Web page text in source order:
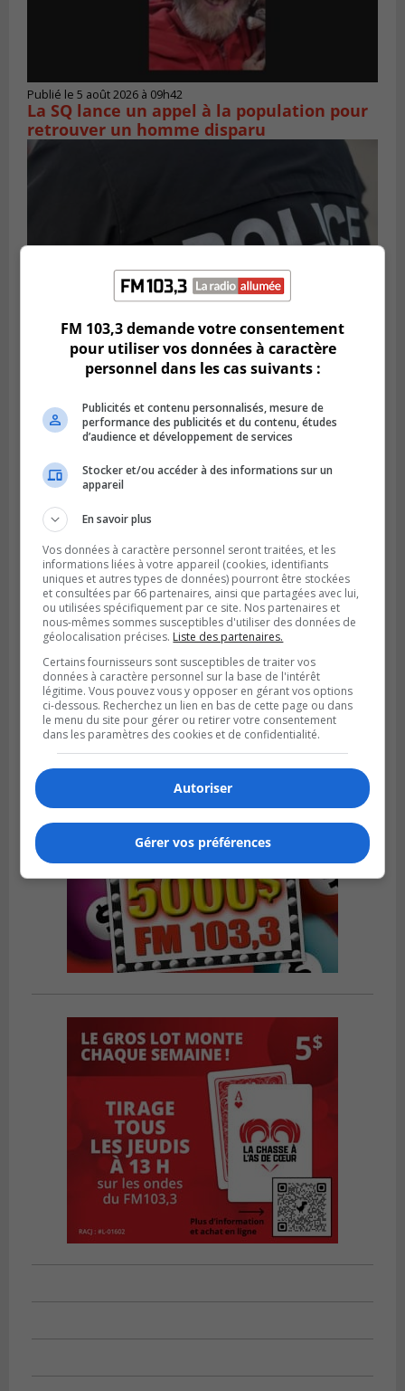
Publié le 5 août 2026 à 09h42
La SQ lance un appel à la population pour
retrouver un homme disparu
BOUCHERVILLE
La SQ recense 18 décès pendant les
vacances de la construction
Publié le 5 août 2026 à 06h45
L’armée appelée à vérifier une grenade
trouvée dans un camping
FM 103,3 demande votre consentement
pour utiliser vos données à caractère
personnel dans les cas suivants :
Publicités et contenu personnalisés, mesure de
performance des publicités et du contenu, études
d’audience et développement de services
Stocker et/ou accéder à des informations sur un
appareil
En savoir plus
Vos données à caractère personnel seront traitées, et les
informations liées à votre appareil (cookies, identifiants
uniques et autres types de données) pourront être stockées
et consultées par 66 partenaires, ainsi que partagées avec lui,
ou utilisées spécifiquement par ce site. Nos partenaires et
nous-mêmes sommes susceptibles d'utiliser des données de
géolocalisation précises. Liste des partenaires.
Certains fournisseurs sont susceptibles de traiter vos
données à caractère personnel sur la base de l'intérêt
légitime. Vous pouvez vous y opposer en gérant vos options
ci-dessous. Recherchez un lien en bas de cette page ou dans
le menu du site pour gérer ou retirer votre consentement
dans les paramètres des cookies et de confidentialité.
Autoriser
Gérer vos préférences